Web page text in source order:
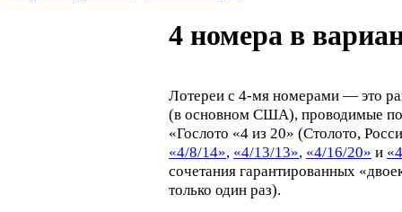
4 номера в
Лотереи с 4-мя номерами — это
(в основном США), проводимые по
«Гослото «4 из 20» (Столото,
«4/8/14», «4/13/13», «4/16/20» и
сочетания гарантированных
только один раз).